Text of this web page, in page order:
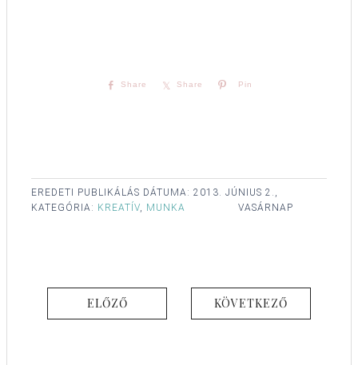
Share Share Pin
EREDETI PUBLIKÁLÁS DÁTUMA: 2013. JÚNIUS 2.,
VASÁRNAP
KATEGÓRIA: KREATÍV, MUNKA
ELŐZŐ KÖVETKEZŐ